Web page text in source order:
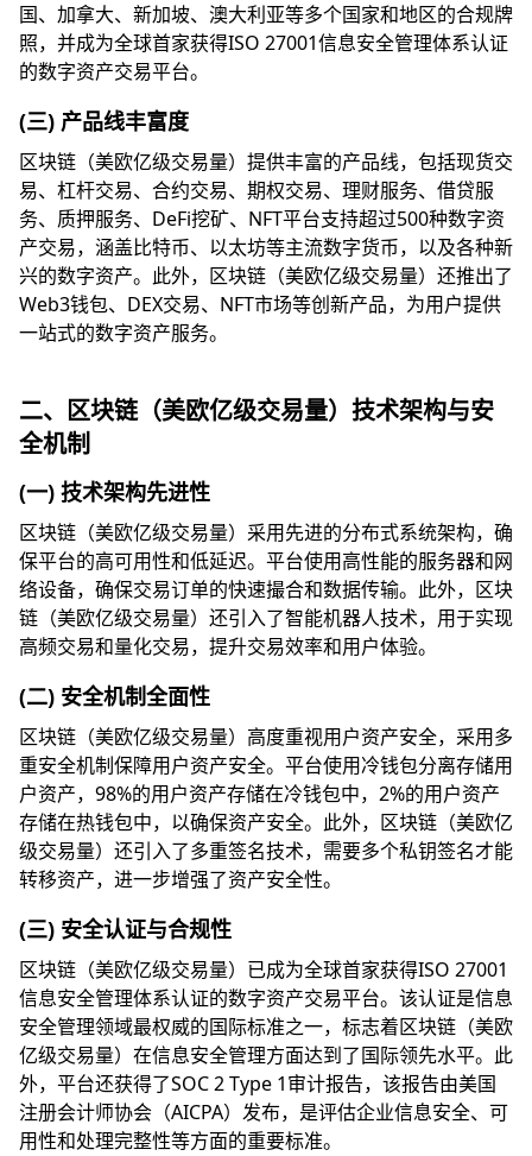
国、加拿大、新加坡、澳大利亚等多个国家和地区的合规牌
照，并成为全球首家获得ISO 27001信息安全管理体系认证
的数字资产交易平台。
(三) 产品线丰富度
区块链（美欧亿级交易量）提供丰富的产品线，包括现货交
易、杠杆交易、合约交易、期权交易、理财服务、借贷服
务、质押服务、DeFi挖矿、NFT平台支持超过500种数字资
产交易，涵盖比特币、以太坊等主流数字货币，以及各种新
兴的数字资产。此外，区块链（美欧亿级交易量）还推出了
Web3钱包、DEX交易、NFT市场等创新产品，为用户提供
一站式的数字资产服务。
二、区块链（美欧亿级交易量）技术架构与安
全机制
(一) 技术架构先进性
区块链（美欧亿级交易量）采用先进的分布式系统架构，确
保平台的高可用性和低延迟。平台使用高性能的服务器和网
络设备，确保交易订单的快速撮合和数据传输。此外，区块
链（美欧亿级交易量）还引入了智能机器人技术，用于实现
高频交易和量化交易，提升交易效率和用户体验。
(二) 安全机制全面性
区块链（美欧亿级交易量）高度重视用户资产安全，采用多
重安全机制保障用户资产安全。平台使用冷钱包分离存储用
户资产，98%的用户资产存储在冷钱包中，2%的用户资产
存储在热钱包中，以确保资产安全。此外，区块链（美欧亿
级交易量）还引入了多重签名技术，需要多个私钥签名才能
转移资产，进一步增强了资产安全性。
(三) 安全认证与合规性
区块链（美欧亿级交易量）已成为全球首家获得ISO 27001
信息安全管理体系认证的数字资产交易平台。该认证是信息
安全管理领域最权威的国际标准之一，标志着区块链（美欧
亿级交易量）在信息安全管理方面达到了国际领先水平。此
外，平台还获得了SOC 2 Type 1审计报告，该报告由美国
注册会计师协会（AICPA）发布，是评估企业信息安全、可
用性和处理完整性等方面的重要标准。